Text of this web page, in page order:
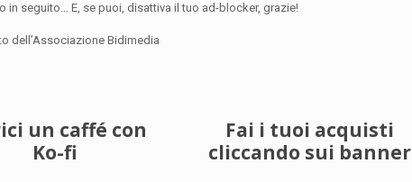
in seguito… E, se puoi, disattiva il tuo ad-blocker, grazie!
dell’Associazione Bidimedia
un caffé con
Ko-fi
Fai i tuoi acquisti
cliccando sui banner